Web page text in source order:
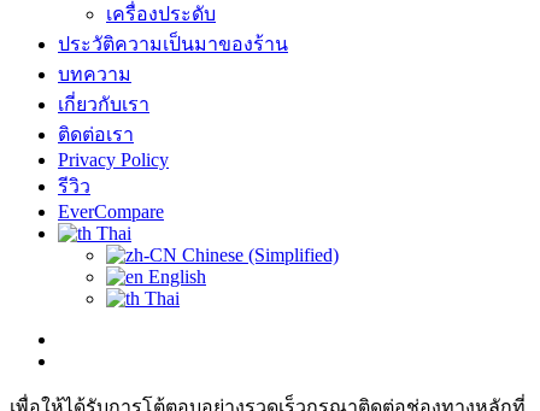
เครื่องประดับ
ประวัติความเป็นมาของร้าน
บทความ
เกี่ยวกับเรา
ติดต่อเรา
Privacy Policy
รีวิว
EverCompare
Thai
Chinese (Simplified)
English
Thai
เพื่อให้ได้รับการโต้ตอบอย่างรวดเร็วกรุณาติดต่อช่องทางหลักที่